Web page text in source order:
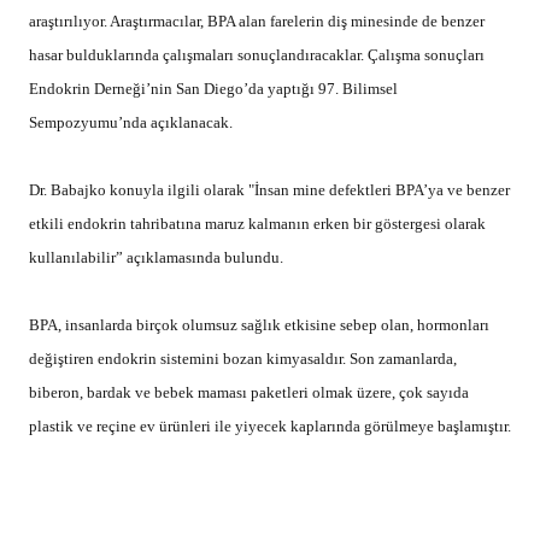
araştırılıyor. Araştırmacılar, BPA alan farelerin diş minesinde de benzer
hasar bulduklarında çalışmaları sonuçlandıracaklar. Çalışma sonuçları
Endokrin Derneği’nin San Diego’da yaptığı 97. Bilimsel
Sempozyumu’nda açıklanacak.
Dr. Babajko konuyla ilgili olarak "İnsan mine defektleri BPA’ya ve benzer
etkili endokrin tahribatına maruz kalmanın erken bir göstergesi olarak
kullanılabilir” açıklamasında bulundu.
BPA, insanlarda birçok olumsuz sağlık etkisine sebep olan, hormonları
değiştiren endokrin sistemini bozan kimyasaldır. Son zamanlarda,
biberon, bardak ve bebek maması paketleri olmak üzere, çok sayıda
plastik ve reçine ev ürünleri ile yiyecek kaplarında görülmeye başlamıştır.